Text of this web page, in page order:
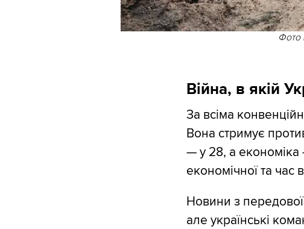
Фото
Війна, в якій
За всіма
Вона стримує
— у 28, а економіка
економічної та час
Новини з передової
але українські